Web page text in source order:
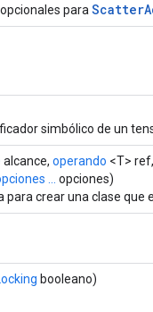
paraScatter
simbólico de un
alcance, operando <T>
... opciones)
para crear una clase
booleano)